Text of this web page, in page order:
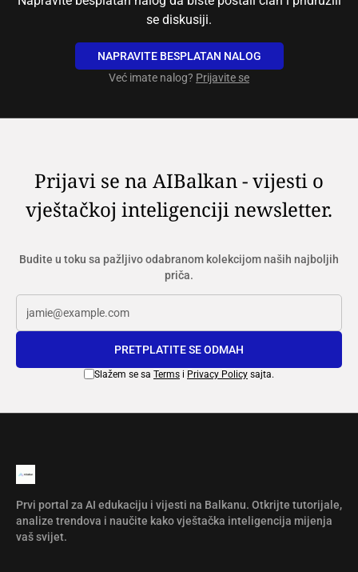
se diskusiji.
NAPRAVITE BESPLATAN NALOG
Već imate nalog? Prijavite se
Prijavi se na AIBalkan - vijesti o
vještačkoj inteligenciji newsletter.
Budite u toku sa pažljivo odabranom kolekcijom naših najboljih
priča.
PRETPLATITE SE ODMAH
Slažem se sa Terms i Privacy Policy sajta.
Prvi portal za AI edukaciju i vijesti na Balkanu. Otkrijte tutorijale,
analize trendova i naučite kako vještačka inteligencija mijenja
vaš svijet.